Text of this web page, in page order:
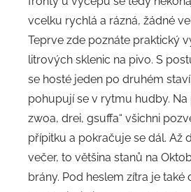
vcelku rychlá a rázná, žádné
Teprve zde poznáte praktický
litrových sklenic na pivo. S
se hosté jeden po druhém
pohupují se v rytmu hudby. Na
zwoa, drei, gsuffa“ všichni
přípitku a pokračuje se dál. Až
večer, to většina stanů na
brány. Pod heslem zítra je také